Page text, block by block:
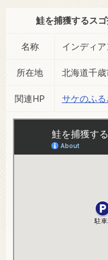
鮭を捕獲するス
名称 インディ
所在地 北海道千
関連HP サケのふ